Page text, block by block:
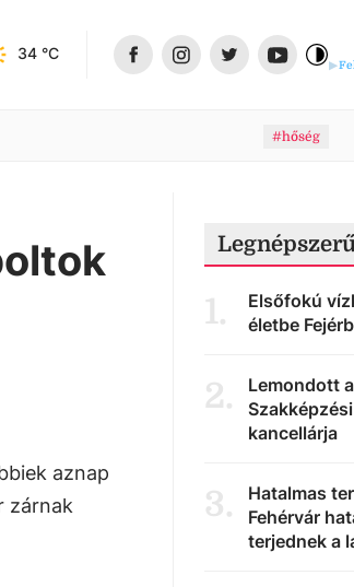
34 °C
#hőség
aznap
zárnak
1.
Elsőfokú
életbe
2.
Lemondott
kancellárja
3.
Hatalmas
Fehérvár
terjednek a